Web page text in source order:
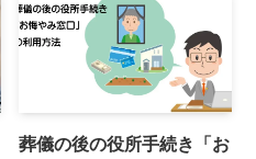
葬儀の後の役所手続き「お